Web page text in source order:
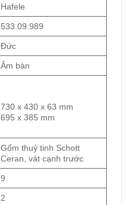
Hafele
533.09.989
Đức
Âm bàn
730 x 430 x 63 mm
695 x 385 mm
Gốm thuỷ tinh Schott
Ceran, vát cạnh trước
9
2